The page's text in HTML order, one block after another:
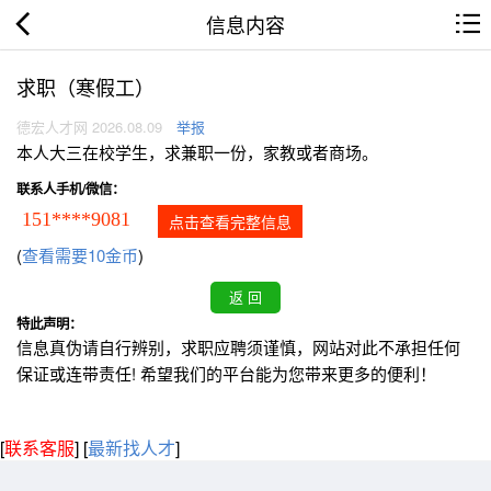
信息内容
求职（寒假工）
德宏人才网 2026.08.09 举报
本人大三在校学生，求兼职一份，家教或者商场。
联系人手机/微信：
151****9081 点击查看完整信息
(查看需要10金币)
特此声明：
信息真伪请自行辨别，求职应聘须谨慎，网站对此不承担任何
保证或连带责任! 希望我们的平台能为您带来更多的便利！
[联系客服] [最新找人才]